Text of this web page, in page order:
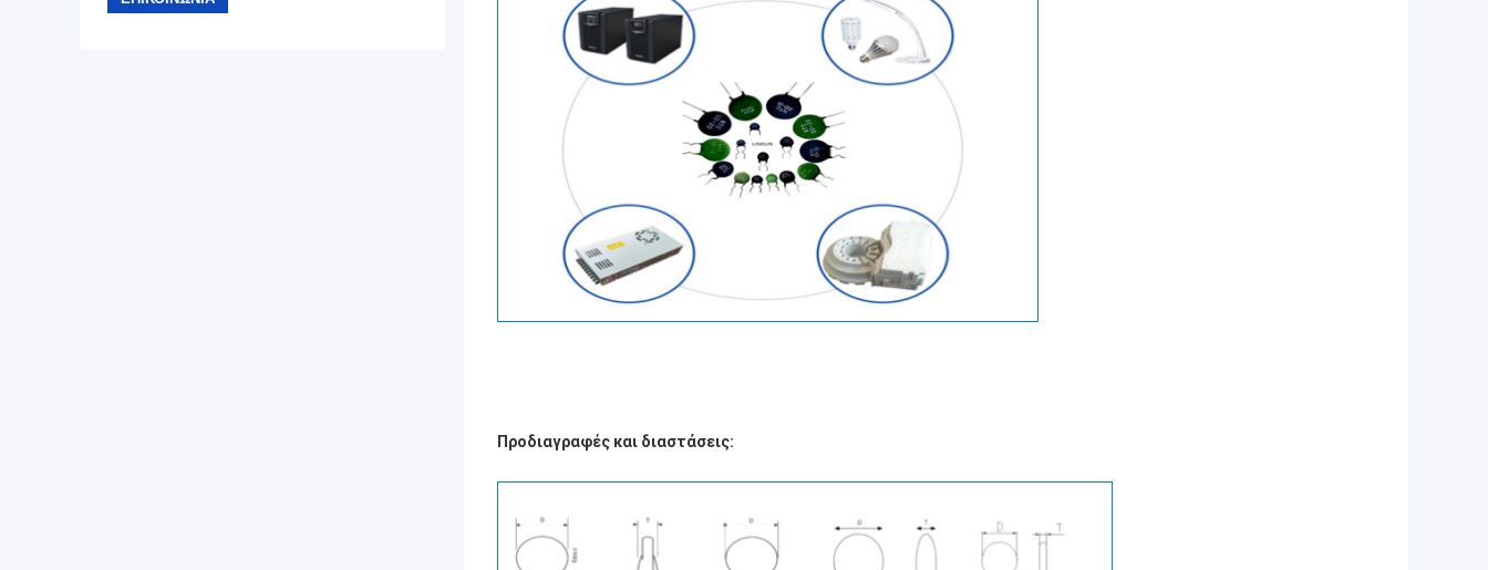
Προδιαγραφές και διαστάσεις: